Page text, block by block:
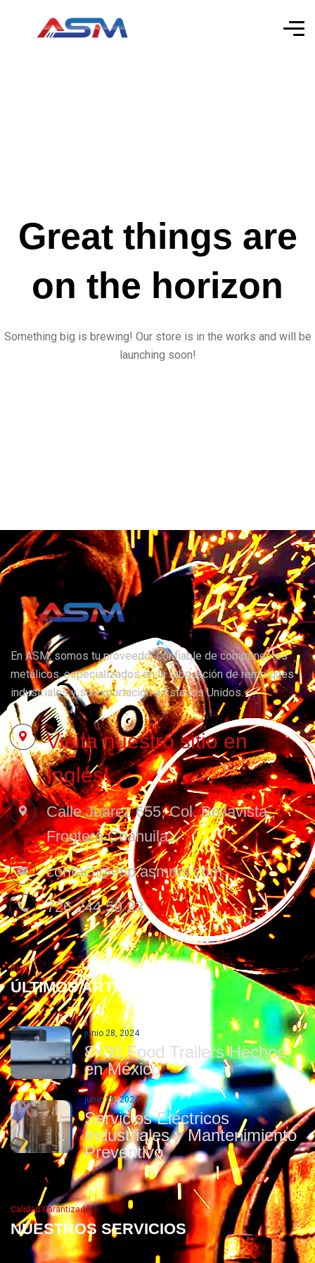
Great things are
on the horizon
Something big is brewing! Our store is in the works and will be
launching soon!
En ASM, somos tu proveedor confiable de componentes
metálicos, especializados en la fabricación de remolques
industriales y su exportación a Estados Unidos.
Visita nuestro sitio en
Inglés!
Calle Juárez 655, Col. Bellavista ,
Frontera Coahuila.
contact@esp.asmms.com
726 244 59 23
Blog
ÚLTIMOS ARTÍCULOS
junio 28, 2024
8×30 Food Trailers Hechos
en México
junio 28, 2024
Servicios Eléctricos
Industriales y Mantenimiento
Preventivo
Calidad Garantizada
NUESTROS SERVICIOS